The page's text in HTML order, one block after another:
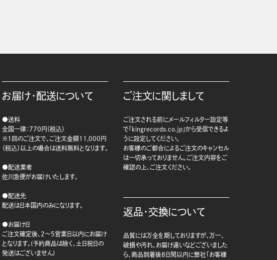
お届け・配送について
●送料
全国一律：770円（税込）
※1回のご注文で、ご注文金額11,000円
（税込）以上の場合は送料無料となります。
●配送業者
佐川急便がお届けいたします。
●配送先
配送は日本国内のみになります。
●お届け日
ご注文確定後、2～5営業日以内にお届け
となります。(予約商品は除く、土日祝日の
発送はございません)
ご注文に関しまして
ご注文される前にメールフィルター設定等
で「kingrecords.co.jp」から受信できるよ
うに設定してください。
お客様のご都合によるご注文のキャンセル
は一切承っておりません。ご注文内容をご
確認の上、ご注文ください。
返品・交換について
品質には万全を期しておりますが、万一、
破損や汚れ、お届け違いなどございました
ら、商品到着後8日間以内に弊社「お客様